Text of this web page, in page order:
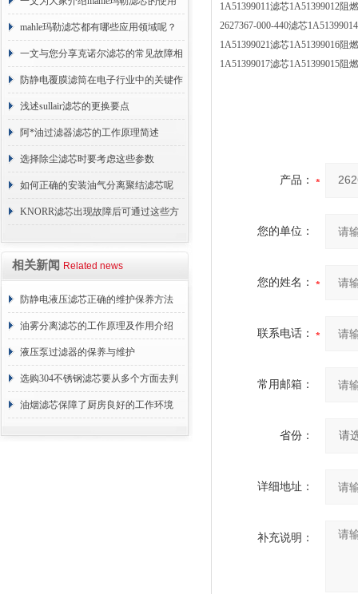
原理
mahle玛勒滤芯都有哪些应用领域呢？
一文与您分享克诺尔滤芯的常见故障相
应解决方法
防静电覆膜滤筒在电子行业中的关键作
用
浅述sullair滤芯的更换要点
阿*油过滤器滤芯的工作原理简述
选择除尘滤芯时要考虑这些参数
如何正确的安装油气分离聚结滤芯呢
KNORR滤芯出现故障后可通过这些方
相关新闻 Related news
防静电液压滤芯正确的维护保养方法
油雾分离滤芯的工作原理及作用介绍
液压泵过滤器的保养与维护
选购304不锈钢滤芯要从多个方面去判
断
油烟滤芯保障了厨房良好的工作环境
1A51399011滤芯1A51399012阻
2627367-000-440滤芯
1A51399021滤芯1A51399016阻
1A51399017滤芯1A51399015阻
产品：
您的单位：
您的姓名：
联系电话：
常用邮箱：
省份：
详细地址：
补充说明：